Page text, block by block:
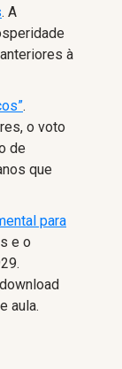
. A
à
.
o voto
de
que
para
e o
aula.